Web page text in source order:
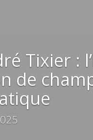
Tixier :
de